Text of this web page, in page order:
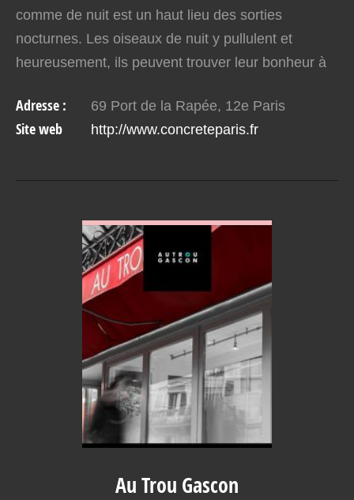
comme de nuit est un haut lieu des sorties
nocturnes. Les oiseaux de nuit y pullulent et
heureusement, ils peuvent trouver leur bonheur à
les autres…
Adresse : 69 Port de la Rapée, 12e Paris
Site web http://www.concreteparis.fr
Au Trou Gascon